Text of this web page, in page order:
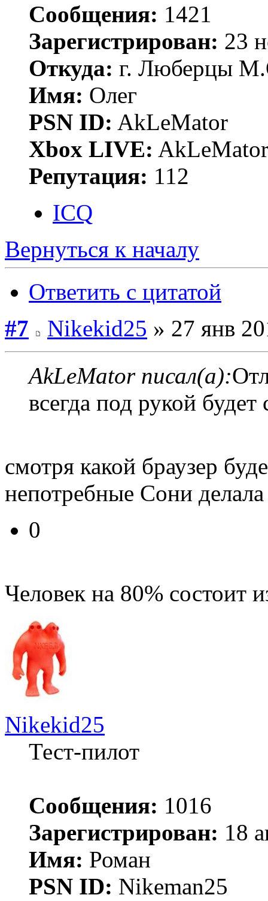
Сообщения: 1421
Зарегистрирован: 23
Откуда: г. Люберцы
Имя: Олег
PSN ID: AkLeMator
Xbox LIVE:
Репутация: 112
ICQ
Вернуться к началу
Ответить с цитатой
#7
Nikekid25 » 27 янв
AkLeMator писал(а):
всегда под рукой
смотря какой браузер
непотребные Сони
0
Человек на 80% состоит
Nikekid25
Тест-пилот
Сообщения: 1016
Зарегистрирован: 18
Имя: Роман
PSN ID: Nikeman25